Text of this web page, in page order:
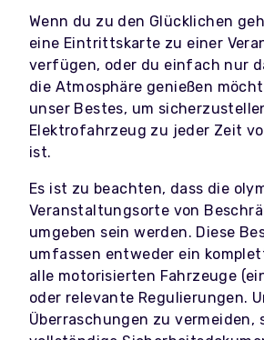
Wenn du zu den Glücklichen
eine Eintrittskarte zu einer
verfügen, oder du einfach nur
die Atmosphäre genießen
unser Bestes, um
Elektrofahrzeug zu jeder Zeit
ist.
Es ist zu beachten, dass die
Veranstaltungsorte von
umgeben sein werden. Diese
umfassen entweder ein
alle motorisierten Fahrzeuge
oder relevante Regulierungen.
Überraschungen zu vermeiden,